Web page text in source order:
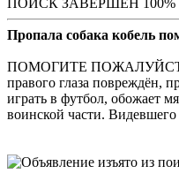
ПОИСК ЗАВЕРШЕН 100%
Пропала собака кобель
ПОМОГИТЕ ПОЖАЛУЙСТА
правого глаза повреждён,
играть в футбол, обожает
воинской части.